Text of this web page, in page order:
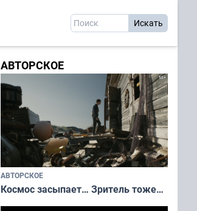
АВТОРСКОЕ
АВТОРСКОЕ
Космос засыпает… Зритель тоже…